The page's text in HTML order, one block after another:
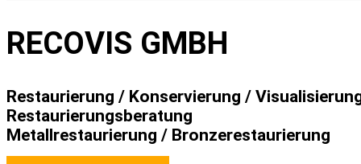
RECOVIS GMBH
Restaurierung / Konservierung /
Restaurierungsberatung
Metallrestaurierung / Bronzerestaurierung